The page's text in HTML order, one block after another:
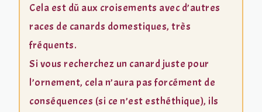
Cela est dû aux croisements avec d’autres
races de canards domestiques, très
fréquents.
Si vous recherchez un canard juste pour
l’ornement, cela n’aura pas forcément de
conséquences (si ce n’est esthéthique), ils